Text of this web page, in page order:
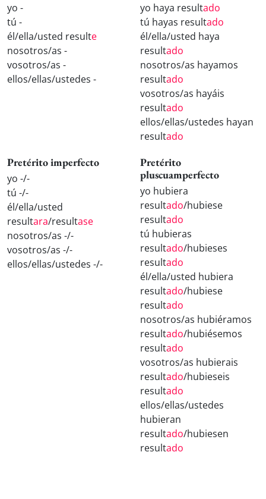
yo -
tú -
él/ella/usted resulte
nosotros/as -
vosotros/as -
ellos/ellas/ustedes -
yo haya resultado
tú hayas resultado
él/ella/usted haya
resultado
nosotros/as hayamos
resultado
vosotros/as hayáis
resultado
ellos/ellas/ustedes hayan
resultado
Pretérito imperfecto
yo -/-
tú -/-
él/ella/usted
resultara/resultase
nosotros/as -/-
vosotros/as -/-
ellos/ellas/ustedes -/-
Pretérito
pluscuamperfecto
yo hubiera
resultado/hubiese
resultado
tú hubieras
resultado/hubieses
resultado
él/ella/usted hubiera
resultado/hubiese
resultado
nosotros/as hubiéramos
resultado/hubiésemos
resultado
vosotros/as hubierais
resultado/hubieseis
resultado
ellos/ellas/ustedes
hubieran
resultado/hubiesen
resultado